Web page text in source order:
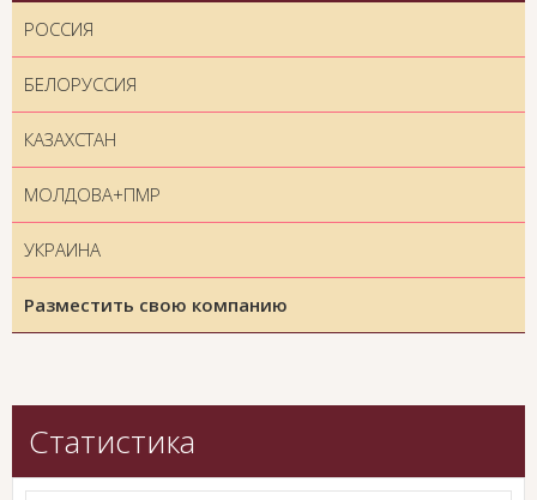
РОССИЯ
БЕЛОРУССИЯ
КАЗАХСТАН
МОЛДОВА+ПМР
УКРАИНА
Разместить свою компанию
Статистика